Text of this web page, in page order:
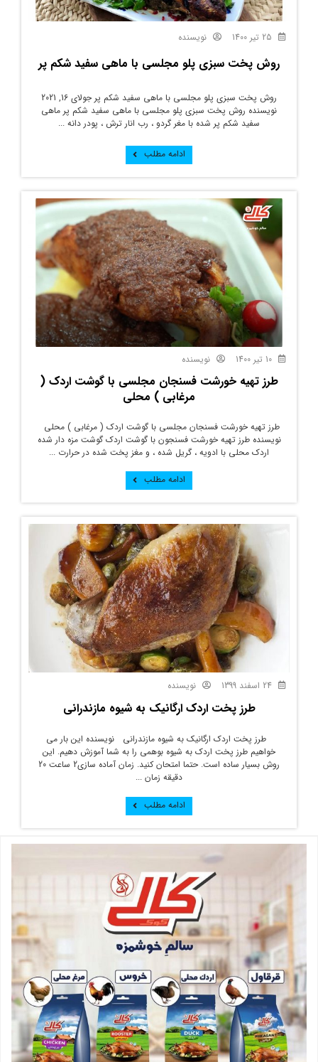
نویسنده
روش پخت سبزی پلو مجلسی با ماهی سفید شکم پر
روش پخت سبزی پلو مجلسی با ماهی سفید شکم پر جولای 16, 2021
نویسنده روش پخت سبزی پلو مجلسی با ماهی سفید شکم پر ماهی
سفید شکم پر شده با مغر گردو ، رب انار ترش ، پودر دانه ...
ادامه مطلب
نویسنده
طرز تهیه خورشت فسنجان مجلسی با گوشت اردک (
مرغابی ) محلی
طرز تهیه خورشت فسنجان مجلسی با گوشت اردک ( مرغابی ) محلی
نویسنده طرز تهیه خورشت فسنجون با گوشت اردک گوشت مزه دار شده
اردک محلی با ادویه ، گریل شده ، و مغز پخت شده در حرارت ...
ادامه مطلب
نویسنده
طرز پخت اردک ارگانیک به شیوه مازندرانی
طرز پخت اردک ارگانیک به شیوه مازندرانی نویسنده این بار می
خواهیم طرز پخت اردک به شیوه بوهمی را به شما آموزش دهیم. این
روش بسیار ساده است. حتما امتحان کنید. زمان آماده سازی2 ساعت 20
دقیقه زمان ...
ادامه مطلب